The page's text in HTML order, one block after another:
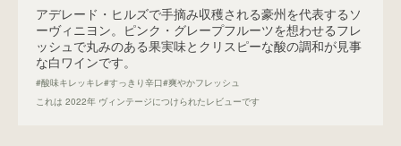
アデレード・ヒルズで手摘み収穫される豪州を代表するソ
ーヴィニヨン。ピンク・グレープフルーツを想わせるフレ
ッシュで丸みのある果実味とクリスピーな酸の調和が見事
な白ワインです。
#酸味キレッキレ#すっきり辛口#爽やかフレッシュ
これは 2022年 ヴィンテージにつけられたレビューです